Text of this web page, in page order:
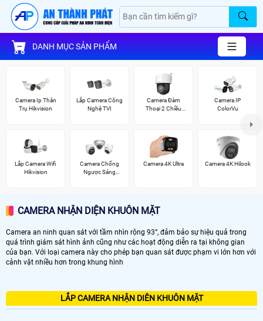
DANH MỤC SẢN PHẨM
Camera Ip Thân
Trụ Hikvision
Lắp Camera Công
Nghệ TVI
Camera Đàm
Thoại 2 Chiều
Camera IP
ColorVu
Lắp Camera Wifi
Hikvision
Camera Chống
Ngược Sáng
Camera 4K Ultra Camera 4K Hilook
CAMERA NHẬN DIỆN KHUÔN MẶT
Camera an ninh quan sát với tầm nhìn rộng 93°, đảm bảo sự hiệu quả trong
quá trình giám sát hình ảnh cũng như các hoạt động diễn ra tại không gian
của bạn. Với loại camera này cho phép bạn quan sát được phạm vi lớn hơn với
cảnh vật nhiều hơn trong khung hình
LẮP CAMERA NHẬN DIÊN KHUÔN MẶT